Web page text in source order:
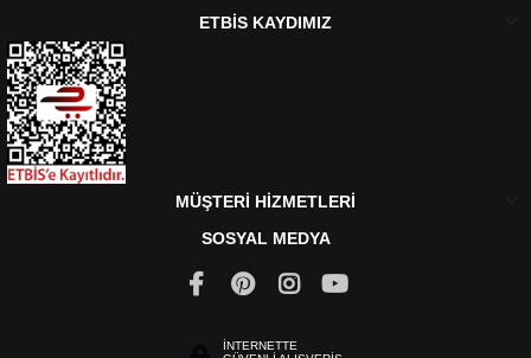
ETBİS KAYDIMIZ
MÜŞTERİ HİZMETLERİ
SOSYAL MEDYA
İNTERNETTE